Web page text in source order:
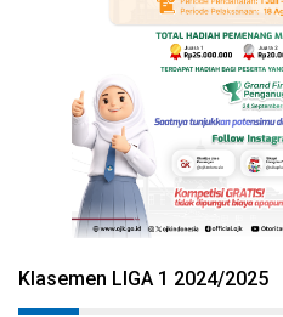
Klasemen LIGA 1 2024/2025